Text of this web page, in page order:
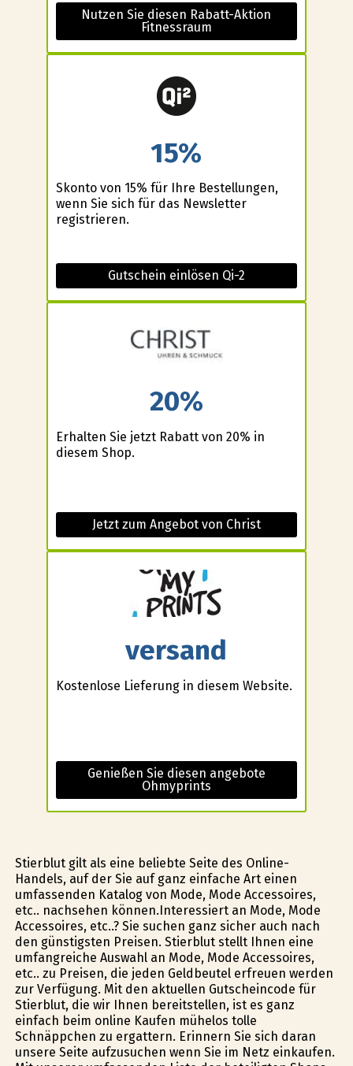
Nutzen Sie diesen Rabatt-Aktion
Fitnessraum
15%
Skonto von 15% für Ihre Bestellungen,
wenn Sie sich für das Newsletter
registrieren.
Gutschein einlösen Qi-2
20%
Erhalten Sie jetzt Rabatt von 20% in
diesem Shop.
Jetzt zum Angebot von Christ
versand
Kostenlose Lieferung in diesem Website.
Genießen Sie diesen angebote
Ohmyprints
Stierblut gilt als eine beliebte Seite des Online-
Handels, auf der Sie auf ganz einfache Art einen
umfassenden Katalog von Mode, Mode Accessoires,
etc.. nachsehen können.Interessiert an Mode, Mode
Accessoires, etc..? Sie suchen ganz sicher auch nach
den günstigsten Preisen. Stierblut stellt Ihnen eine
umfangreiche Auswahl an Mode, Mode Accessoires,
etc.. zu Preisen, die jeden Geldbeutel erfreuen werden
zur Verfügung. Mit den aktuellen Gutscheincode für
Stierblut, die wir Ihnen bereitstellen, ist es ganz
einfach beim online Kaufen mühelos tolle
Schnäppchen zu ergattern. Erinnern Sie sich daran
unsere Seite aufzusuchen wenn Sie im Netz einkaufen.